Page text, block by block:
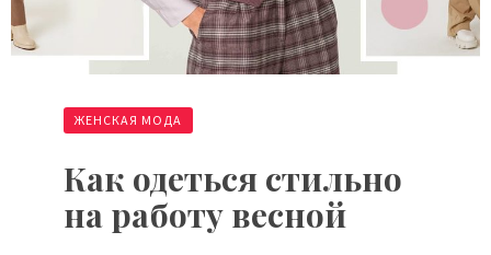
ЖЕНСКАЯ МОДА
Как одеться стильно
на работу весной